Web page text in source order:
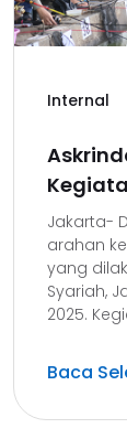
Internal
Jakarta-
arahan
yang
Syariah,
2025.
Baca